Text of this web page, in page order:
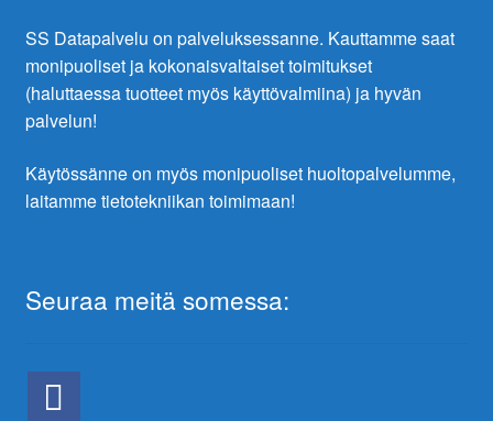
SS Datapalvelu on palveluksessanne. Kauttamme saat
monipuoliset ja kokonaisvaltaiset toimitukset
(haluttaessa tuotteet myös käyttövalmiina) ja hyvän
palvelun!
Käytössänne on myös monipuoliset huoltopalvelumme,
laitamme tietotekniikan toimimaan!
Seuraa meitä somessa: